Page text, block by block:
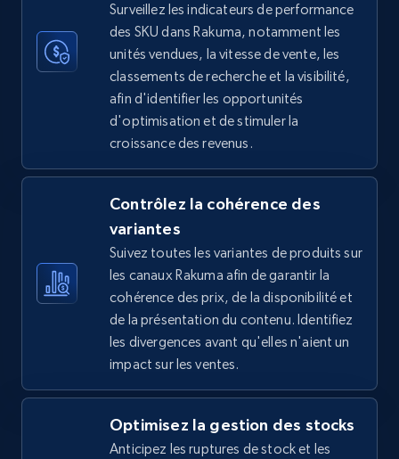
TikTok Shop - category
URL, Title, Available, Description, Currency, Initial
price, Final price, Discount percent, and more.
668+ Commencer
TikTok Shop - Collect TikTok shop products
by keywords search
URL, Title, Available, Description, Currency, Initial
price, Final price, Discount percent, and more.
TikTok Shop - discover records by shop url
Surveillez les indicateurs de performance
des SKU dans Rakuma, notamment les
unités vendues, la vitesse de vente, les
classements de recherche et la visibilité,
afin d'identifier les opportunités
d'optimisation et de stimuler la
croissance des revenus.
Contrôlez la cohérence des
variantes
Suivez toutes les variantes de produits sur
les canaux Rakuma afin de garantir la
cohérence des prix, de la disponibilité et
de la présentation du contenu. Identifiez
les divergences avant qu'elles n'aient un
impact sur les ventes.
Optimisez la gestion des stocks
Anticipez les ruptures de stock et les